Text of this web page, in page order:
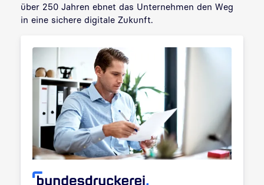
über 250 Jahren ebnet das Unternehmen den Weg
in eine sichere digitale Zukunft.